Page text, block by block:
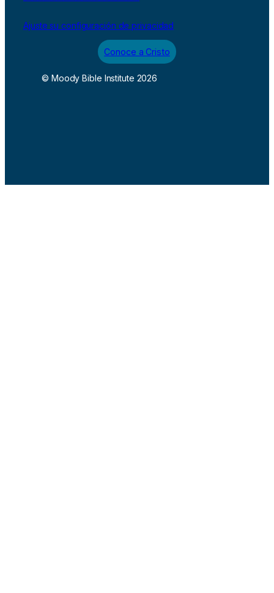
Ajuste su configuración de privacidad
Conoce a Cristo
© Moody Bible Institute 2026